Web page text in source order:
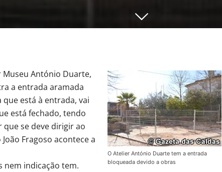
O Atelier António Duarte tem a entrada
bloqueada devido a obras
António Duarte,
a entrada aramada
que está à entrada, vai
está fechado, tendo
se deve dirigir ao
Fragoso acontece a
nem indicação tem.